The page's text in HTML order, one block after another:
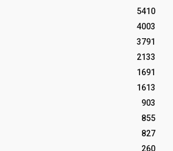
5410
4003
3791
2133
1691
1613
903
855
827
260